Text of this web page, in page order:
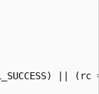
|| (rc